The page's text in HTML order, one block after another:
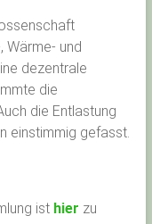
Wärme- und
dezentrale
die
die Entlastung
einstimmig gefasst.
ist hier zu